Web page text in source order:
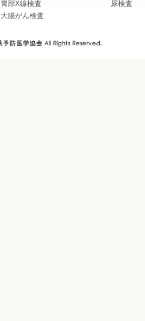
胃部X線検査
尿検査
大腸がん検査